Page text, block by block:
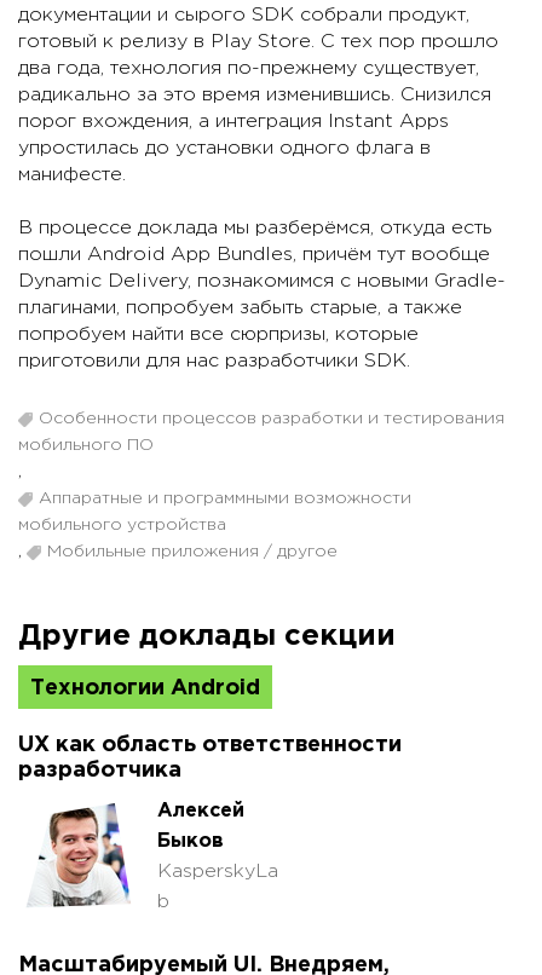
документации и сырого SDK собрали продукт,
готовый к релизу в Play Store. С тех пор прошло
два года, технология по-прежнему существует,
радикально за это время изменившись. Снизился
порог вхождения, а интеграция Instant Apps
упростилась до установки одного флага в
манифесте.
В процессе доклада мы разберёмся, откуда есть
пошли Android App Bundles, причём тут вообще
Dynamic Delivery, познакомимся с новыми Gradle-
плагинами, попробуем забыть старые, а также
попробуем найти все сюрпризы, которые
приготовили для нас разработчики SDK.
Особенности процессов разработки и тестирования
мобильного ПО
,
Аппаратные и программными возможности
мобильного устройства
,
Мобильные приложения / другое
Другие доклады секции
Технологии Android
UX как область ответственности
разработчика
Алексей
Быков
KasperskyLa
b
Масштабируемый UI. Внедряем,